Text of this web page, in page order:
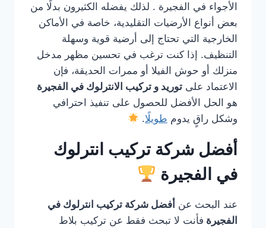
الأجواء في الفجيرة . لذلك يفضله الكثيرون بدلًا من
بعض أنواع الأرضيات التقليدية، خاصة في الأماكن
الخارجية التي تحتاج إلى أرضية قوية وسهلة
التنظيف. إذا كنت ترغب في تحسين مظهر مدخل
منزلك أو حوش الفيلا أو ممرات الحديقة، فإن
الاعتماد على توريد و تركيب الانترلوك في الفجيرة
هو الحل الأفضل للحصول على تنفيذ احترافي
وشكل راقٍ يدوم طويلًا.
أفضل شركة تركيب انترلوك
في الفجيرة
عند البحث عن أفضل شركة تركيب انترلوك في
الفجيرة فأنت لا تبحث فقط عن تركيب بلاط